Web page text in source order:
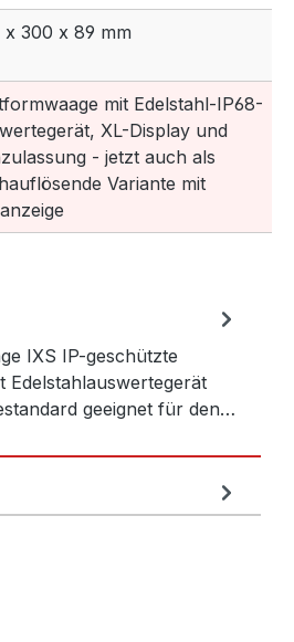
x 300 x 89 mm
mit Edelstahl-IP68-
XL-Display und
- jetzt auch als
Variante mit
IXS IP-geschützte
Edelstahlauswertegerät
geeignet für den…